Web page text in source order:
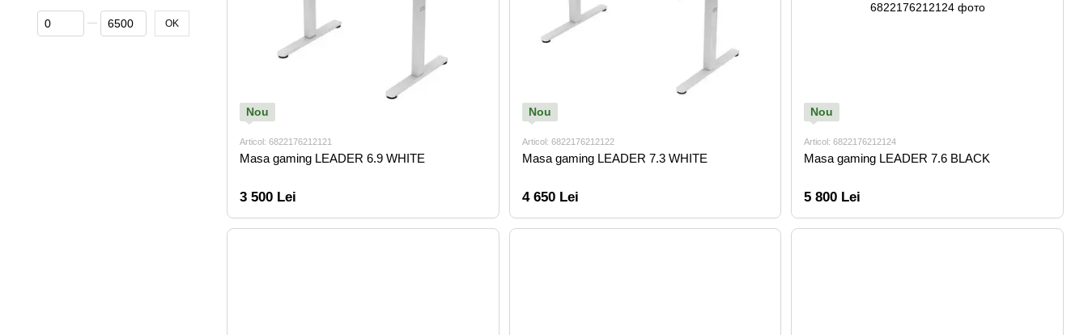
Nou
Articol: 6822176212121
Masa gaming LEADER 6.9 WHITE
3 500 Lei
Nou
Articol: 6822176212122
Masa gaming LEADER 7.3 WHITE
4 650 Lei
Nou
Articol: 6822176212124
Masa gaming LEADER 7.6 BLACK
5 800 Lei
De la Preț, Lei
Până la Preț, Lei OK